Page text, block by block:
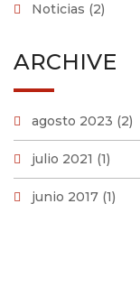
Noticias (2)
ARCHIVE
agosto 2023 (2)
julio 2021 (1)
junio 2017 (1)